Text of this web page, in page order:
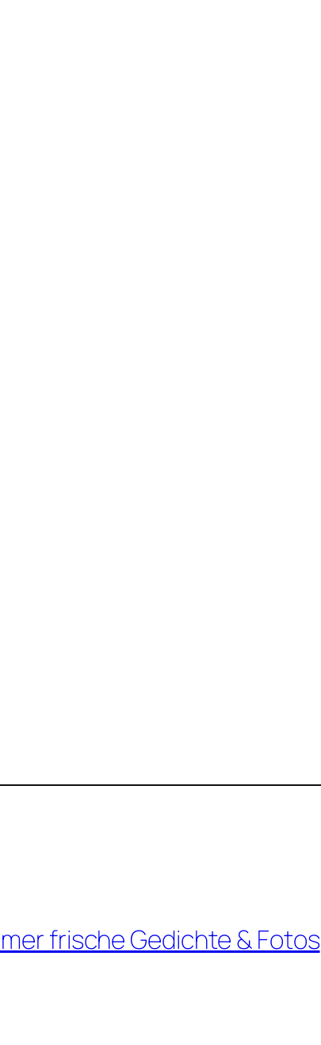
frische Gedichte & Fotos